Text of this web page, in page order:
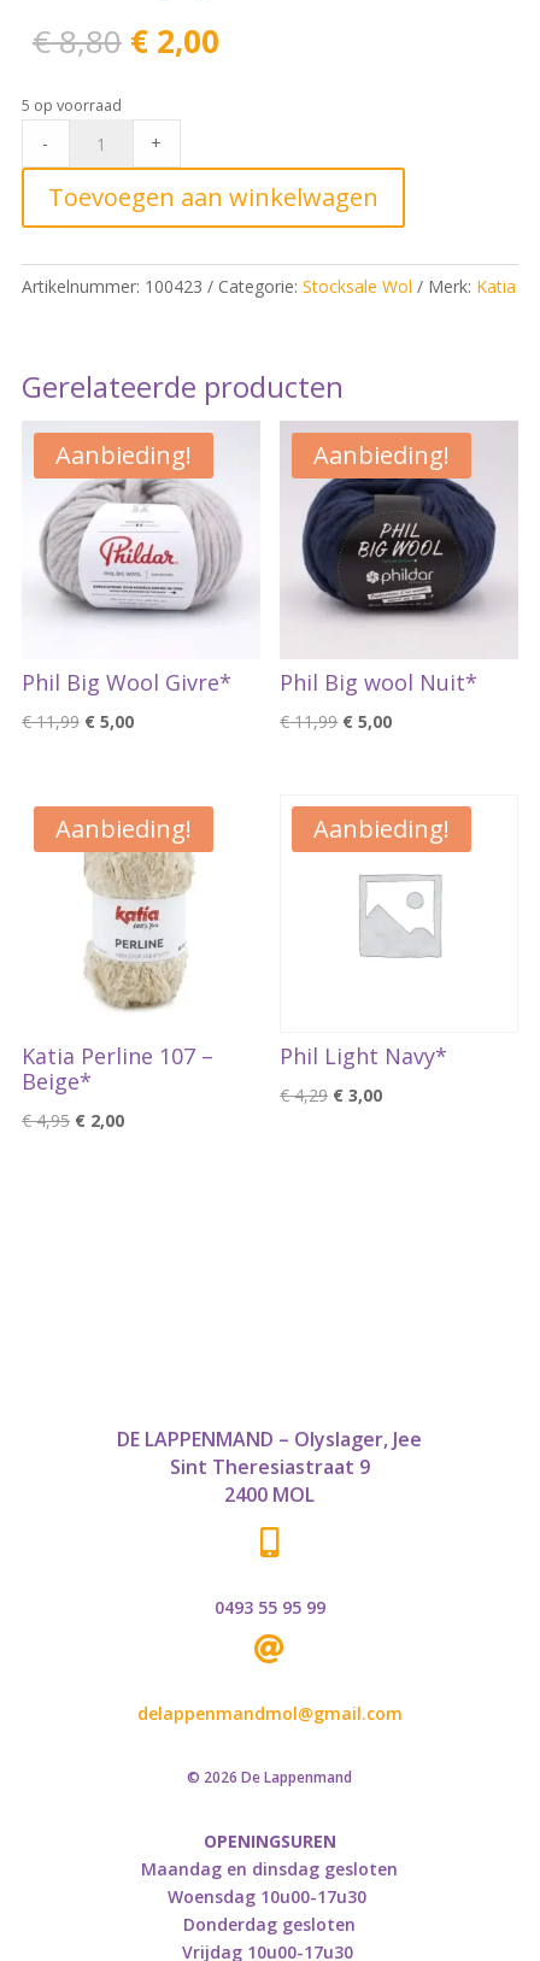
€8,80 Oorspronkelijke
prijs
€ 8,80.
€2,00Huidige
5 op voorraad
COTTON
grijs*
quantity
- +
Toevoegen aan winkelwagen
Artikelnummer: 100423 Categorie: Stocksale Wol Merk: Katia
Gerelateerde producten
Aanbieding!
Phil Big Wool Givre*
€11,99 Oorspronkelijke
€ 11,99.
€5,00Huidige
€ 5,00.
Aanbieding!
Phil Big wool Nuit*
€11,99 Oorspronkelijke
€ 11,99.
€ 5,00Huidige
€ 5,00.
Aanbieding!
Katia Perline 107 –
Beige*
€4,95 Oorspronkelijke
€2,00Huidige
Aanbieding!
Phil Light Navy*
€4,29 Oorspronkelijke
€ 3,00Huidige
DE LAPPENMAND – Olyslager, Jee
Sint Theresiastraat 9
2400 MOL
0493 55 95 99

delappenmandmol@gmail.com
© 2026 De Lappenmand
OPENINGSUREN
Maandag en dinsdag gesloten
Woensdag 10u00-17u30
Donderdag gesloten
Vrijdag 10u00-17u30